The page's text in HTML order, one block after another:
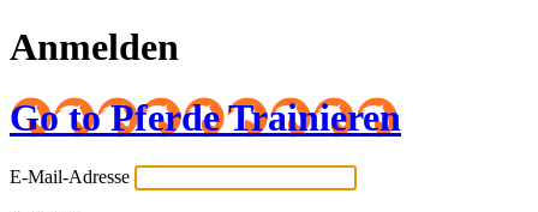
Anmelden
Go to Pferde Trainieren
E-Mail-Adresse